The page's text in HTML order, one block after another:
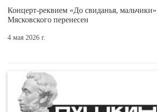
Концерт-реквием «До свиданья,
Мясковского перенесен
4 мая 2026 г.